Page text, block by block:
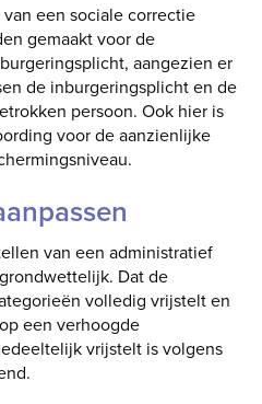
een sociale correctie
gemaakt voor de
aangezien er
de inburgeringsplicht en de
persoon. Ook hier is
voor de aanzienlijke
van een administratief
Dat de
volledig vrijstelt en
een verhoogde
vrijstelt is volgens